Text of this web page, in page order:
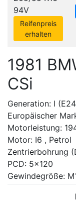
94V
Reifenpreis
erhalten
1981
CSi
Generation: I
Europäischer
Motorleistung:
Motor: I6 , Petrol
Zentrierbohrung
PCD: 5x120
Gewindegröße: